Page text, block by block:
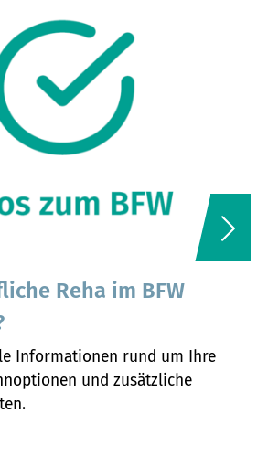
Reha im BFW
Informationen rund um Ihre
und zusätzliche